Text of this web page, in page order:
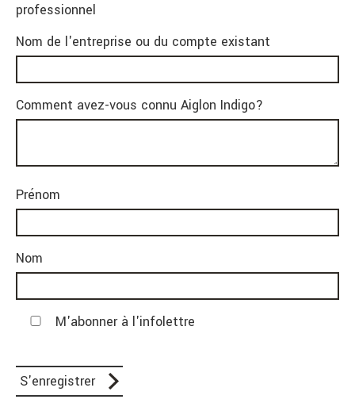
professionnel
Nom de l'entreprise ou du compte existant
Comment avez-vous connu Aiglon Indigo?
Prénom
Nom
M'abonner à l'infolettre